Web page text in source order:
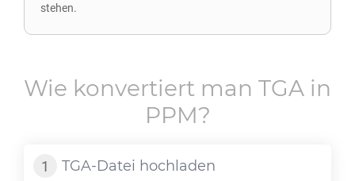
stehen.
Wie konvertiert man TGA in
PPM?
TGA-Datei hochladen